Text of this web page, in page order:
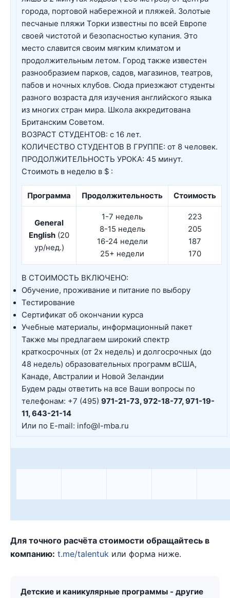
города, портовой набережной и пляжей. Золотые
песчаные пляжи Торки известны по всей Европе
своей чистотой и безопасностью купания. Это
место славится своим мягким климатом и
продолжительным летом. Город также известен
разнообразием парков, садов, магазинов, театров,
пабов и ночных клубов. Сюда приезжают студенты
разного возраста для изучения английского языка
из многих стран мира. Школа аккредитована
Британским Советом.
ВОЗРАСТ СТУДЕНТОВ: с 16 лет.
КОЛИЧЕСТВО СТУДЕНТОВ В ГРУППЕ: от 8 человек.
ПРОДОЛЖИТЕЛЬНОСТЬ УРОКА: 45 минут.
Стоимоть в неделю в $ :
Программа Продолжительность Стоимость
General
English (20
ур/нед.)
1-7 недель
8-15 недель
16-24 недели
25+ недели
223
205
187
170
В СТОИМОСТЬ ВКЛЮЧЕНО:
Обучение, проживание и питание по выбору
Тестирование
Сертификат об окончании курса
Учебные материалы, информационный пакет
Также мы предлагаем широкий спектр
краткосрочных (от 2х недель) и долгосрочных (до
48 недель) образовательных программ вСША,
Канаде, Австралии и Новой Зеландии
Будем рады ответить на все Ваши вопросы по
телефонам: +7 (495) 971-21-73, 972-18-77, 971-19-
11, 643-21-14
Или по E-mail: info@I-mba.ru
Для точного расчёта стоимости обращайтесь в
компанию: t.me/talentuk или форма ниже.
Детские и каникулярные программы - другие